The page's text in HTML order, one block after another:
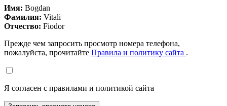
Имя: Bogdan
Фамилия: Vitali
Отчество: Fiodor
Прежде чем запросить просмотр номера телефона,
пожалуйста, прочитайте Правила и политику сайта .
Я согласен с правилами и политикой сайта